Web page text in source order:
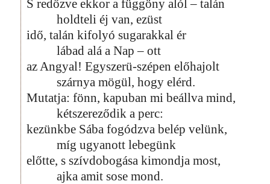
S redőzve ekkor a függöny alól – talán
holdteli éj van, ezüst
idő, talán kifolyó sugarakkal ér
lábad alá a Nap – ott
az Angyal! Egyszerü-szépen előhajolt
szárnya mögül, hogy elérd.
Mutatja: fönn, kapuban mi beállva mind,
kétszereződik a perc:
kezünkbe Sába fogódzva belép velünk,
míg ugyanott lebegünk
előtte, s szívdobogása kimondja most,
ajka amit sose mond.